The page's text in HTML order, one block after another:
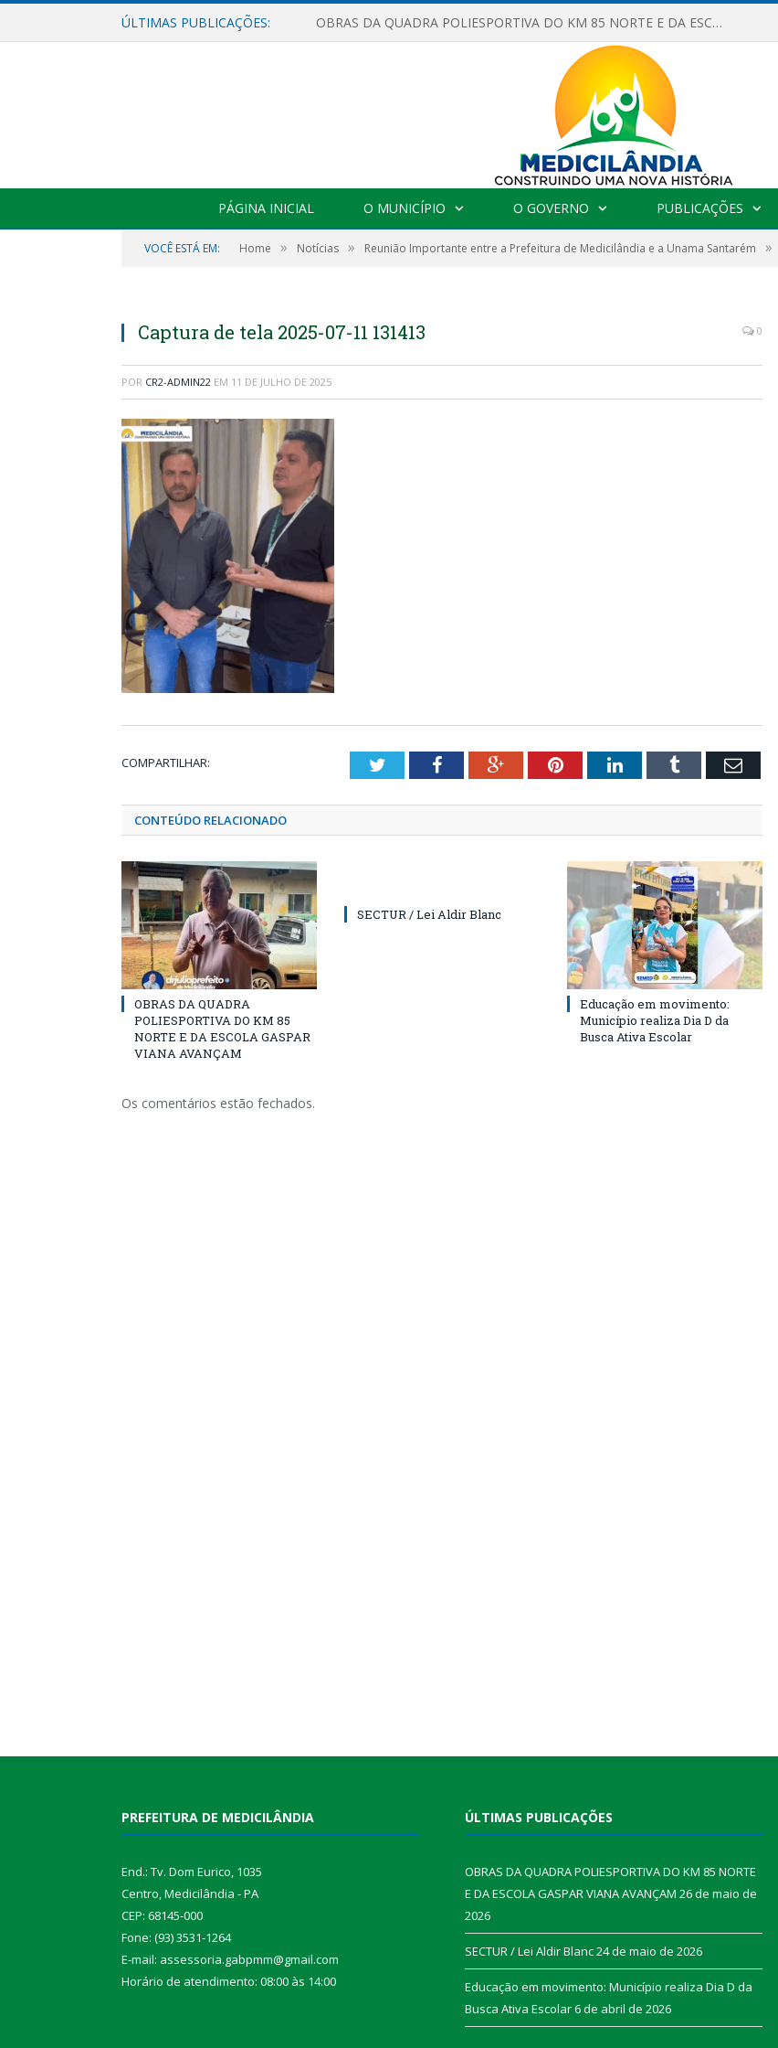
ÚLTIMAS PUBLICAÇÕES: OBRAS DA QUADRA POLIESPORTIVA DO KM 85 NORTE E DA ESCOLA GASPAR VIANA AVANÇAM
PÁGINA INICIAL O MUNICÍPIO O GOVERNO PUBLICAÇÕES
VOCÊ ESTÁ EM: Home » Notícias » Reunião Importante entre a Prefeitura de Medicilândia e a Unama Santarém »
Captura de tela 2025-07-11 131413 0
POR CR2-ADMIN22 EM 11 DE JULHO DE 2025
COMPARTILHAR: TwitterFacebookGoogle+PinterestLinkedInTumblr Email
CONTEÚDO RELACIONADO
OBRAS DA QUADRA
POLIESPORTIVA DO KM 85
NORTE E DA ESCOLA GASPAR
VIANA AVANÇAM
SECTUR / Lei Aldir Blanc
Educação em movimento:
Município realiza Dia D da
Busca Ativa Escolar
Os comentários estão fechados.
PREFEITURA DE MEDICILÂNDIA
End.: Tv. Dom Eurico, 1035
Centro, Medicilândia - PA
CEP: 68145-000
Fone: (93) 3531-1264
E-mail: assessoria.gabpmm@gmail.com
Horário de atendimento: 08:00 às 14:00
ÚLTIMAS PUBLICAÇÕES
OBRAS DA QUADRA POLIESPORTIVA DO KM 85 NORTE
E DA ESCOLA GASPAR VIANA AVANÇAM 26 de maio de
2026
SECTUR / Lei Aldir Blanc24 de maio de 2026
Educação em movimento: Município realiza Dia D da
Busca Ativa Escolar6 de abril de 2026